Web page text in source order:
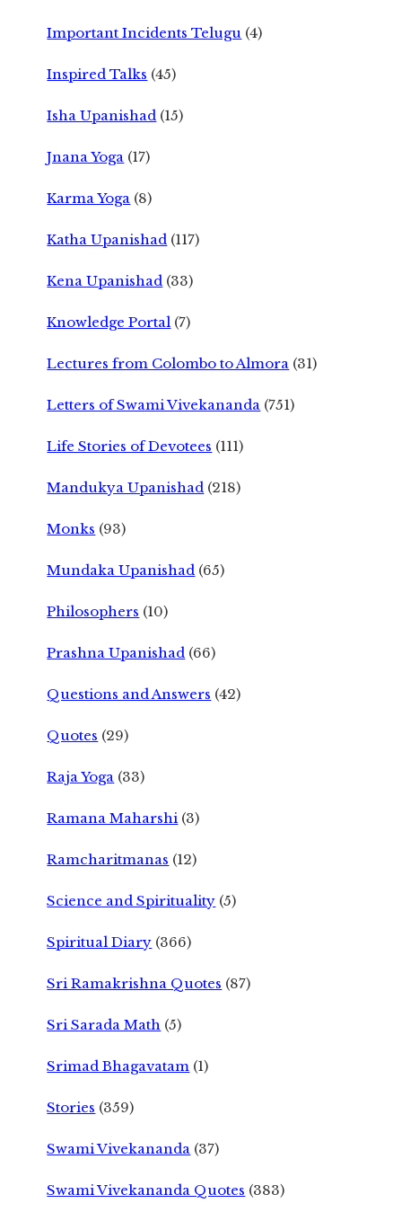
Important Incidents Telugu (4)
Inspired Talks (45)
Isha Upanishad (15)
Jnana Yoga (17)
Karma Yoga (8)
Katha Upanishad (117)
Kena Upanishad (33)
Knowledge Portal (7)
Lectures from Colombo to Almora (31)
Letters of Swami Vivekananda (751)
Life Stories of Devotees (111)
Mandukya Upanishad (218)
Monks (93)
Mundaka Upanishad (65)
Philosophers (10)
Prashna Upanishad (66)
Questions and Answers (42)
Quotes (29)
Raja Yoga (33)
Ramana Maharshi (3)
Ramcharitmanas (12)
Science and Spirituality (5)
Spiritual Diary (366)
Sri Ramakrishna Quotes (87)
Sri Sarada Math (5)
Srimad Bhagavatam (1)
Stories (359)
Swami Vivekananda (37)
Swami Vivekananda Quotes (383)